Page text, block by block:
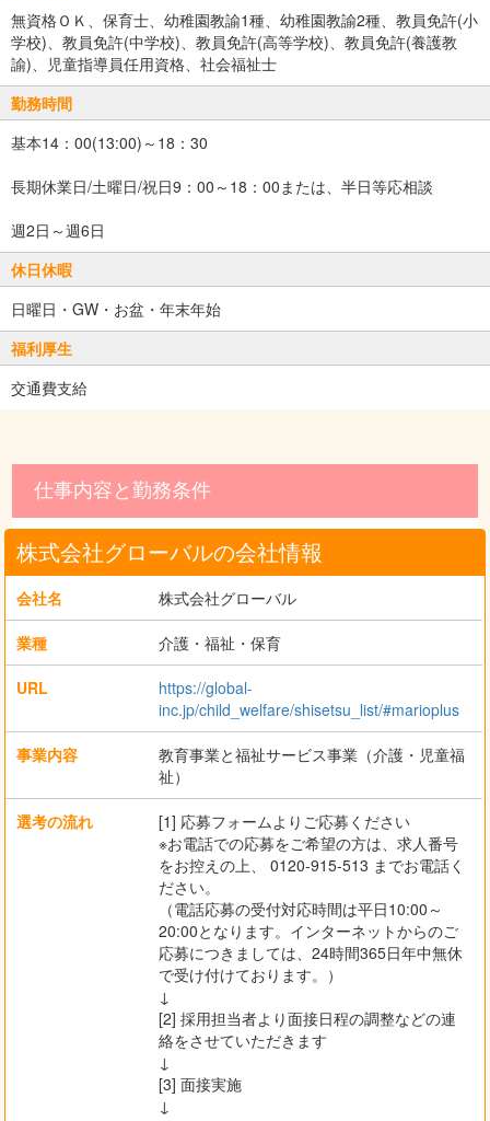
無資格ＯＫ、保育士、幼稚園教諭1種、幼稚園教諭2種、教員免許(小
学校)、教員免許(中学校)、教員免許(高等学校)、教員免許(養護教
諭)、児童指導員任用資格、社会福祉士
勤務時間
基本14：00(13:00)～18：30
長期休業日/土曜日/祝日9：00～18：00または、半日等応相談
週2日～週6日
休日休暇
日曜日・GW・お盆・年末年始
福利厚生
交通費支給
仕事内容と勤務条件
株式会社グローバルの会社情報
会社名 株式会社グローバル
業種 介護・福祉・保育
URL
https://global-
inc.jp/child_welfare/shisetsu_list/#marioplus
事業内容
教育事業と福祉サービス事業（介護・児童福
祉）
選考の流れ
[1] 応募フォームよりご応募ください
※お電話での応募をご希望の方は、求人番号
をお控えの上、 0120-915-513 までお電話く
ださい。
（電話応募の受付対応時間は平日10:00～
20:00となります。インターネットからのご
応募につきましては、24時間365日年中無休
で受け付けております。）
↓
[2] 採用担当者より面接日程の調整などの連
絡をさせていただきます
↓
[3] 面接実施
↓